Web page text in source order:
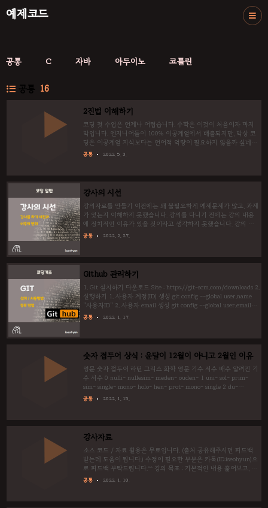
예제코드
공통 C 자바 아두이노 코틀린
공통 16
2진법 이해하기
코딩 첫 수업은 언제나 어렵습니다. 수학은 이것이 처음이자 마지
막입니다. 엔지니어들이 100% 이공계열에서 배출되지만, 막상 코
딩은 이공계열 지식보다는 언어적 역량이 필요하지 않을까 싶네요.
그 만큼 이해를 못해도 상관은 없습니다. 컴퓨터는 큰1과 작은1이
꿀 수 있습니다. 컴퓨터가 음수를 취급하는 방법을 이해합니다. 2진
수란? 진법이란? 0과 1만 사용하는 숫자체계를 2진수라고 합니다.
3진수는 0, 1, 2를 이용하는 숫자입니다. 10진수는 0부터 9까지 이
용하는 숫자입니다. 11진수는 0..
공통 2022. 5. 3.
강사의 시선
강의자료를 만들기 이전에는 왜 불필요하게 예제문제가 많고, 과제
가 있는지 이해하지 못했습니다. 강의를 다니기 전에는 강의 내용
에 정치적인 이유가 있을 것이라고 생각하지 못했습니다. 강의 준
비는 별다를 게 없다고 생각했습니다. 강의를 다니면서 고민했던
나감 알고리즘을 다루지 않음 결석 - 과목 특성상 앞 내용을 빠지면
뒷 내용을 보강하는 것이 어려움 수업 전 : 지난 시간 복습 수업 후 :
오늘 배운 내용 복습 과제를 내준 적도 있는데, 성실히 해오지 않으
면 의미가 없었습니다. 너무 느린 진도 2회차인 친구들은..
공통 2022. 2. 27.
Github 관리하기
1. Git 설치하기 다운로드 Site : https://git-scm.com/downloads 2.
실행하기 1. 사용자 계정(ID) 생성 git config --global user.name
"사용자ID" 2. 사용자 email 생성 git config --global user.email
"이메일" 예 : git config --global user.email
록하기 (1) Git hub 회원가입하기 https:..
공통 2022. 1. 17.
숫자 접두어 상식 : 윤달이 12월이 아니고 2월인 이유
영문 숫자 접두어 라틴 그리스 화학 영문 기수 서수 배수 알려진 기
수 서수 0 nulli- nullesim- meden- ouden- 1 uni- sol- prim-
sim- single- mono- holo- hen- prot- mono- single 2 du-
second- bi- bin- di-, dy- duo- deuter- di- double 3 tri- terti-
hect- hexa- ..
공통 2022. 1. 15.
강사자료
소스 코드 / 자료 활용은 무료입니다. (출처 공유해주시면 피드백
받는데 도움이 됩니다.) 수정이 필요한 부분은 카톡(ID:iseohyun)으
로 피드백 부탁드립니다.^^ 강의 목표 : 기본적인 내용 훑어보고, 혼
자서 학습 할 수 있는 기반을 다집니다. 회차당 2~3시간이 적당합
공통 2022. 1. 10.